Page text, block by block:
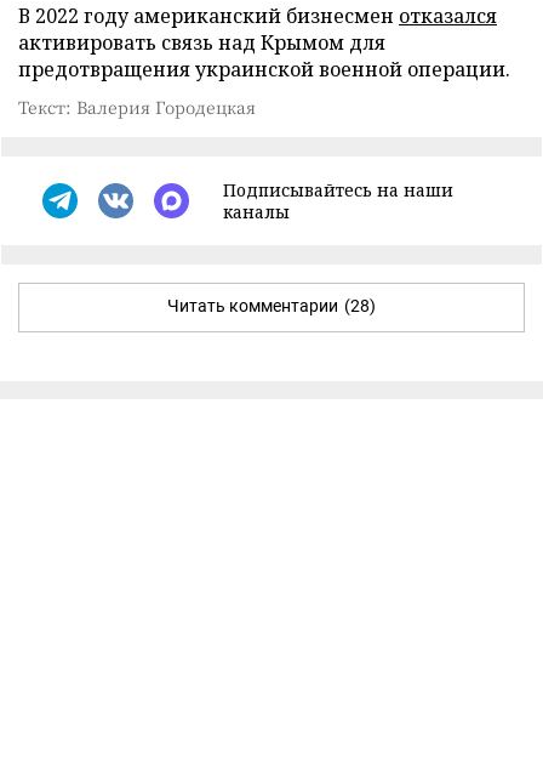
В 2022 году американский бизнесмен отказался
активировать связь над Крымом для
предотвращения украинской военной операции.
Текст: Валерия Городецкая
Подписывайтесь на наши
каналы
Читать комментарии (28)